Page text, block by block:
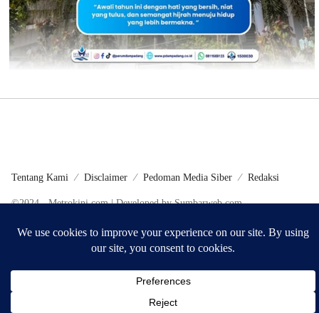
Tentang Kami Disclaimer Pedoman Media Siber Redaksi
©2024 - Metrokini.com | Developed by Sumbarweb.com